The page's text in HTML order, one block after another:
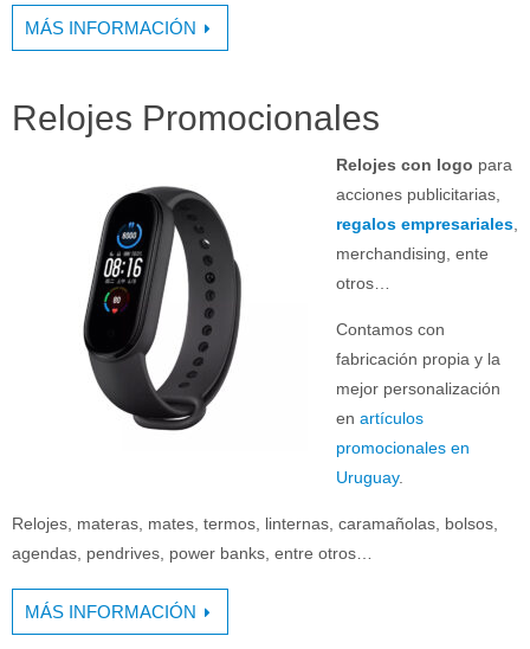
MÁS INFORMACIÓN
Relojes Promocionales
Relojes con logo para
acciones publicitarias,
regalos empresariales
merchandising, ente
otros…
Contamos con
fabricación propia y la
mejor personalización
en artículos
promocionales en
Uruguay.
Relojes, materas, mates, termos, linternas, caramañolas, bolsos,
agendas, pendrives, power banks, entre otros…
MÁS INFORMACIÓN